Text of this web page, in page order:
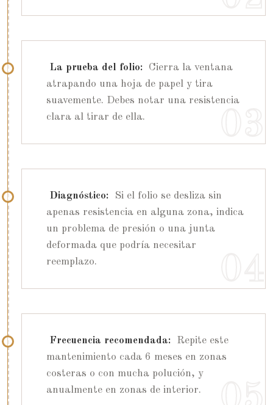
La prueba del folio:
Cierra la ventana
atrapando una hoja de papel y tira
suavemente. Debes notar una resistencia
clara al tirar de ella.
Diagnóstico:
Si el folio se desliza sin
apenas resistencia en alguna zona, indica
un problema de presión o una junta
deformada que podría necesitar
reemplazo.
Frecuencia recomendada:
Repite este
mantenimiento cada 6 meses en zonas
costeras o con mucha polución, y
anualmente en zonas de interior.